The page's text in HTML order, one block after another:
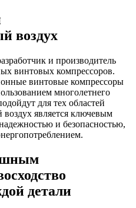
воздух
и производитель
винтовых компрессоров.
винтовые компрессоры
многолетнего
для тех областей
воздух является ключевым
и безопасностью,
детали